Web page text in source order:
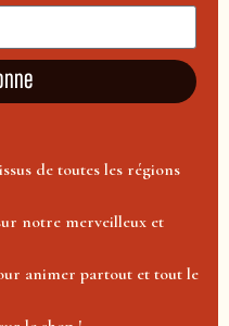
de toutes les régions
notre merveilleux et
animer partout et tout le